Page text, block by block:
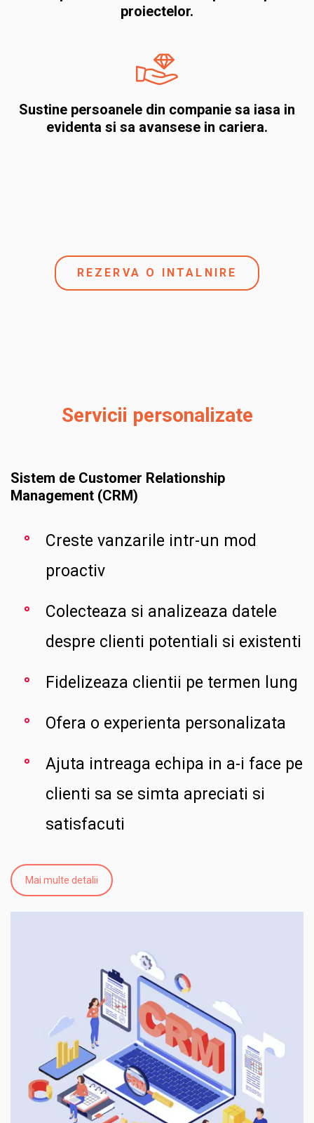
proiectelor.
Sustine persoanele din companie sa iasa in
evidenta si sa avansese in cariera.
REZERVA O INTALNIRE
Servicii personalizate
Sistem de Customer Relationship
Management (CRM)
Creste vanzarile intr-un mod
proactiv
Colecteaza si analizeaza datele
despre clienti potentiali si existenti
Fidelizeaza clientii pe termen lung
Ofera o experienta personalizata
Ajuta intreaga echipa in a-i face pe
clienti sa se simta apreciati si
satisfacuti
Mai multe detalii